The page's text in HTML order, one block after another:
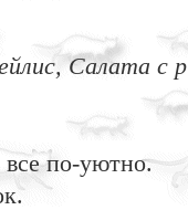
Салата с
по-уютно.